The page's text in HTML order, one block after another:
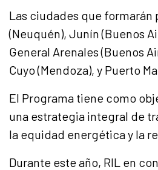
Las ciudades que formarán
(Neuquén), Junín (Buenos
General Arenales (Buenos
Cuyo (Mendoza), y Puerto
El Programa tiene como
una estrategia integral de
la equidad energética y la
Durante este año, RIL en